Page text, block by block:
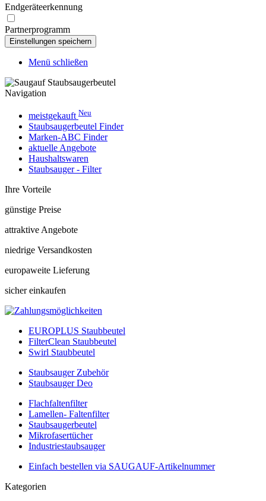
Endgeräteerkennung
Partnerprogramm
Menü schließen
Navigation
meistgekauft Neu
Staubsaugerbeutel Finder
Marken-ABC Finder
aktuelle Angebote
Haushaltswaren
Staubsauger - Filter
Ihre Vorteile
günstige Preise
attraktive Angebote
niedrige Versandkosten
europaweite Lieferung
sicher einkaufen
EUROPLUS Staubbeutel
FilterClean Staubbeutel
Swirl Staubbeutel
Staubsauger Zubehör
Staubsauger Deo
Flachfaltenfilter
Lamellen- Faltenfilter
Staubsaugerbeutel
Mikrofasertücher
Industriestaubsauger
Einfach bestellen via SAUGAUF-Artikelnummer
Kategorien